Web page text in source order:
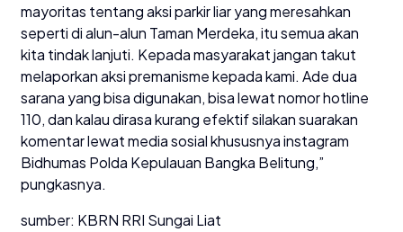
mayoritas tentang aksi parkir liar yang meresahkan
seperti di alun-alun Taman Merdeka, itu semua akan
kita tindak lanjuti. Kepada masyarakat jangan takut
melaporkan aksi premanisme kepada kami. Ade dua
sarana yang bisa digunakan, bisa lewat nomor hotline
110, dan kalau dirasa kurang efektif silakan suarakan
komentar lewat media sosial khususnya instagram
Bidhumas Polda Kepulauan Bangka Belitung,”
pungkasnya.
sumber: KBRN RRI Sungai Liat